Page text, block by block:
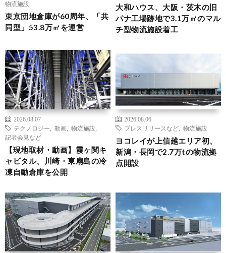
物流施設
東京団地倉庫が60周年、「共
同型」53.8万㎡を運営
大和ハウス、大阪・茨木の旧
パナ工場跡地で3.1万㎡のマル
チ型物流施設着工
2026.08.07
テクノロジー
動画 物流施設
記者会見など
【現地取材・動画】霞ヶ関キ
ャピタル、川崎・東扇島の冷
凍自動倉庫を公開
2026.08.06
プレスリリースなど
物流施設
ヨコレイが上信越エリア初、
新潟・長岡で2.7万tの物流拠
点開設